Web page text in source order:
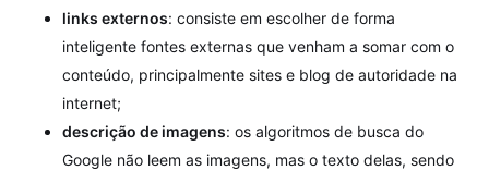
links externos: consiste em escolher de forma
inteligente fontes externas que venham a somar com o
conteúdo, principalmente sites e blog de autoridade na
internet;
descrição de imagens: os algoritmos de busca do
Google não leem as imagens, mas o texto delas, sendo